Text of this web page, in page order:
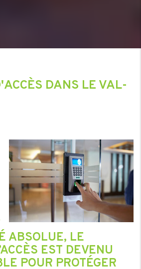
DANS LE VAL-
ABSOLUE, LE
EST DEVENU
POUR PROTÉGER